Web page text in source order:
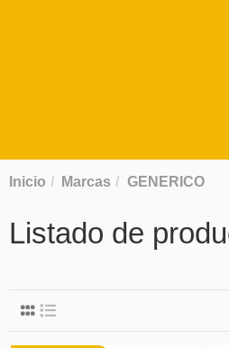
Inicio Marcas GENERICO
Listado de